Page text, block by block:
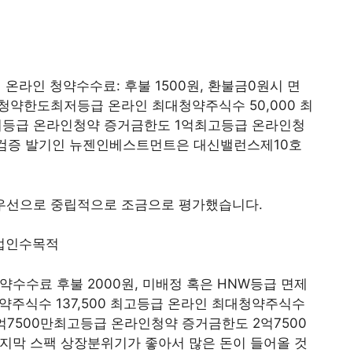
라인 청약수수료: 후불 1500원, 환불금0원시 면
약한도최저등급 온라인 최대청약주식수 50,000 최
급 온라인청약 증거금한도 1억최고등급 온라인청
발기인 뉴젠인베스트먼트은 대신밸런스제10호
으로 중립적으로 조금으로 평가했습니다.
인수목적
수수료 후불 2000원, 미배정 혹은 HNW등급 면제
주식수 137,500 최고등급 온라인 최대청약주식수
만최고등급 온라인청약 증거금한도 2억7500
막 스팩 상장분위기가 좋아서 많은 돈이 들어올 것